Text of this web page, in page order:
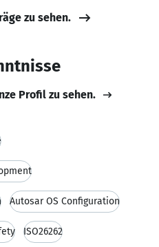
zu sehen.
Profil zu sehen.
Autosar OS Configuration
ISO26262